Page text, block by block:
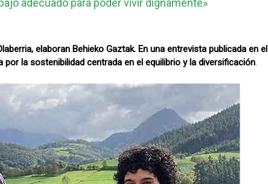
adecuado para poder vivir dignamente»
elaboran Behieko Gaztak. En una entrevista publicada en el
por la sostenibilidad centrada en el equilibrio y la diversificación.